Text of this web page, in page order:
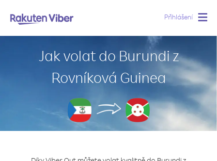
Přihlášení
Jak volat do Burundi z
Rovníková Guinea